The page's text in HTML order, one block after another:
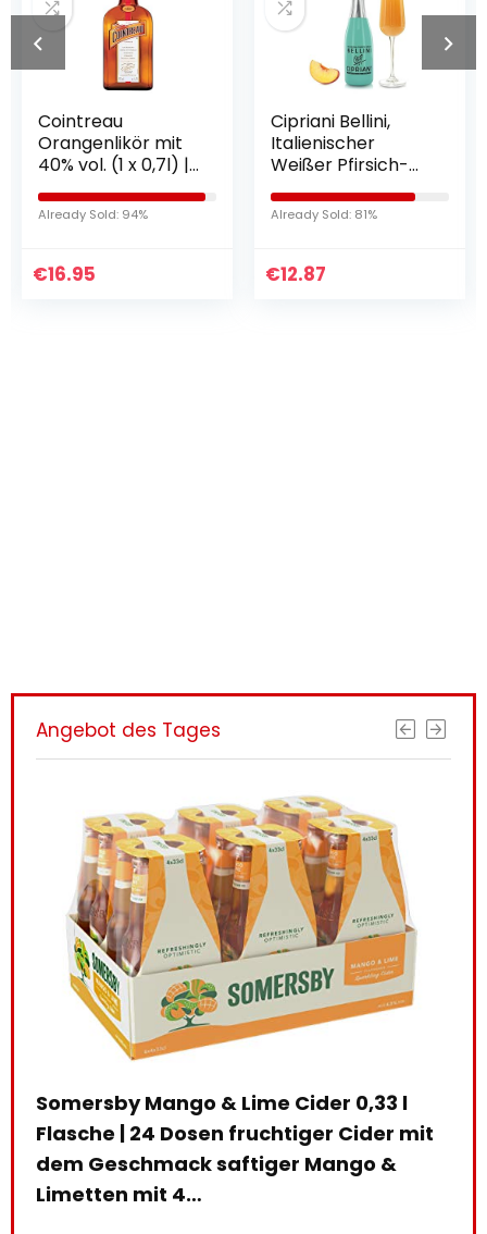
Cointreau
Orangenlikör mit
40% vol. (1 x 0,7l) |
Der perfekte Likör
für Cocktails aus
100% natürlichen
Already Sold: 94%
€16.95
Cipriani Bellini,
Italienischer
Weißer Pfirsich-
Cocktail,
Fruchtiges
Aperitif-Getränk,
Already Sold: 81%
€12.87
Angebot des Tages
Somersby Mango & Lime Cider 0,33 l
Flasche | 24 Dosen fruchtiger Cider mit
dem Geschmack saftiger Mango &
Limetten mit 4…